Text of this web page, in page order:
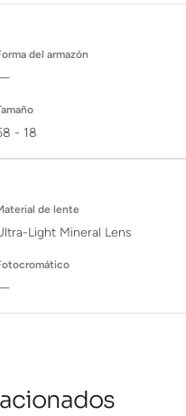
del armazón
- 18
de lente
Light Mineral Lens